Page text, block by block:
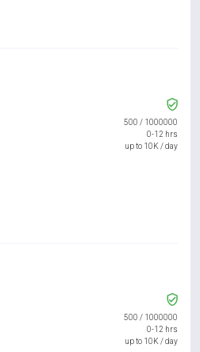
500 / 1000000
0-12 hrs
up to 10K / day
500 / 1000000
0-12 hrs
up to 10K / day